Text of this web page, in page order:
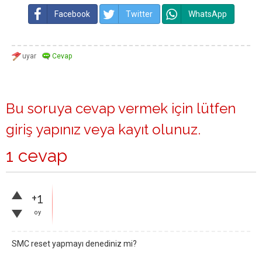
Facebook Twitter WhatsApp
Bu soruya cevap vermek için lütfen
giriş yapınız veya kayıt olunuz.
1 cevap
+1
oy
SMC reset yapmayı denediniz mi?